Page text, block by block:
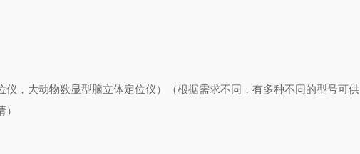
，大动物数显型脑立体定位仪）（根据需求不同，有多种不同的型号可供